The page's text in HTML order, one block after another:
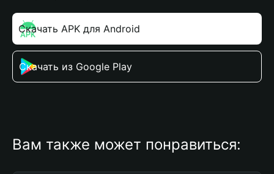
Скачать APK для Android
Скачать из Google Play
Вам также может понравиться: